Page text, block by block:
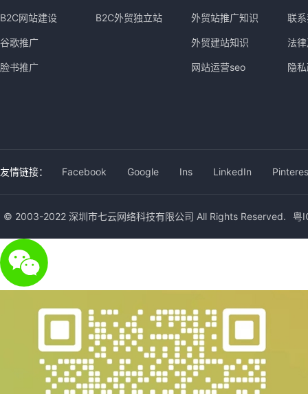
B2C网站建设
谷歌推广
脸书推广
B2C外贸独立站 外贸站推广知识
外贸建站知识
网站运营seo
联
法
隐
友情链接： Facebook Google Ins LinkedIn
© 2003-2022 深圳市七云网络科技有限公司 All Rights Reserved. 粤